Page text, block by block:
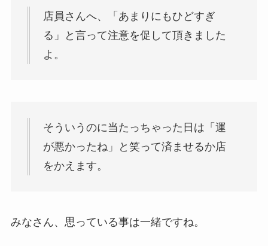
店員さんへ、「あまりにもひどすぎ
る」と言って注意を促して頂きました
よ。
そういうのに当たっちゃった日は「運
が悪かったね」と笑って済ませるか店
をかえます。
みなさん、思っている事は一緒ですね。